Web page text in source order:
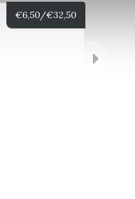
€6,50/€32,50